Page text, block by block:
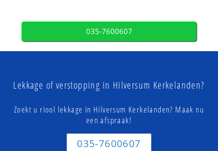
035-7600607
Lekkage of verstopping in Hilversum Kerkelanden?
Zoekt u riool lekkage in Hilversum Kerkelanden? Maak nu
een afspraak!
035-7600607